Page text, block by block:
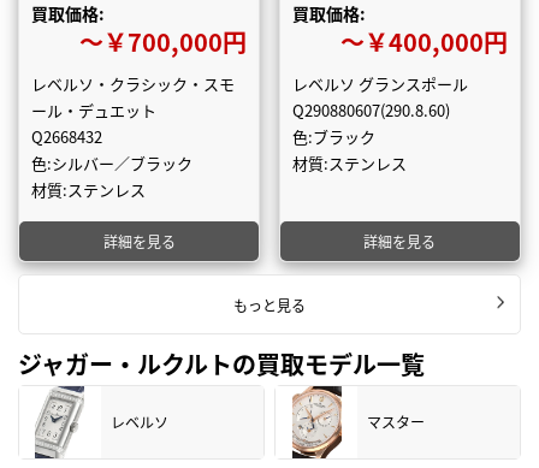
買取価格:
〜￥700,000円
レベルソ・クラシック・スモ
ール・デュエット
Q2668432
色:シルバー／ブラック
材質:ステンレス
詳細を見る
買取価格:
〜￥400,000円
レベルソ グランスポール
Q290880607(290.8.60)
色:ブラック
材質:ステンレス
詳細を見る
もっと見る
ジャガー・ルクルトの買取モデル一覧
レベルソ マスター